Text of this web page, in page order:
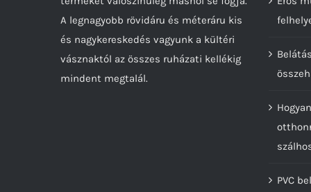
A legnagyobb rövidáru és méteráru kis
és nagykereskedés vagyunk a kültéri
vásznaktól az összes ruházati kellékig
mindent megtalál.
PVC